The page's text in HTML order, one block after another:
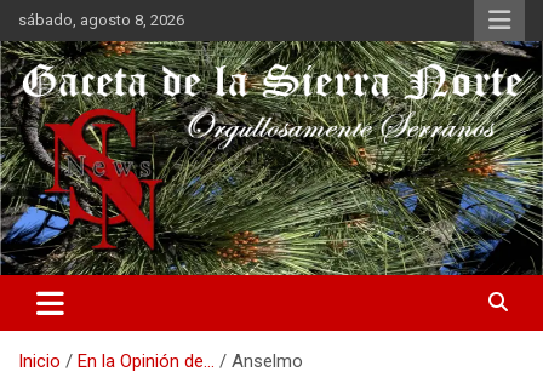
Saltar
al
contenido
sábado, agosto 8, 2026
Gaceta de la Sierra Norte
Orgullosamente Serranos
Inicio En la Opinión de... Anselmo